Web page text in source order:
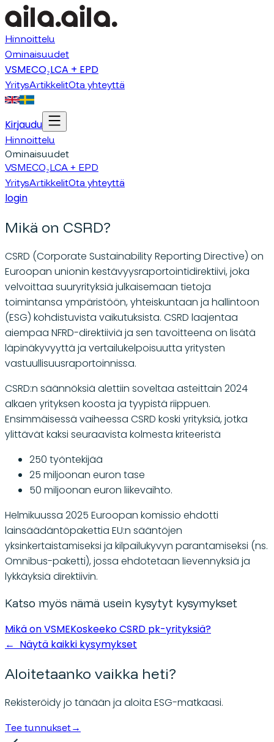
Hinnoittelu
Ominaisuudet
VSMECO₂LCA + EPD
YritysArtikkelitOta yhteyttä
Kirjaudu
Hinnoittelu
Ominaisuudet
VSMECO₂LCA + EPD
YritysArtikkelitOta yhteyttä
login
Mikä on CSRD?
CSRD (Corporate Sustainability Reporting Directive) on
Euroopan unionin kestävyysraportointidirektiivi, joka
velvoittaa suuryrityksiä julkaisemaan tietoja
toimintansa ympäristöön, yhteiskuntaan ja hallintoon
(ESG) kohdistuvista vaikutuksista. CSRD laajentaa
aiempaa NFRD-direktiiviä ja sen tavoitteena on lisätä
läpinäkyvyyttä ja vertailukelpoisuutta yritysten
vastuullisuusraportoinnissa.
CSRD:n säännöksiä alettiin soveltaa asteittain 2024
alkaen yrityksen koosta ja tyypistä riippuen.
Ensimmäisessä vaiheessa CSRD koski yrityksiä, jotka
ylittävät kaksi seuraavista kolmesta kriteeristä
250 työntekijää
25 miljoonan euron tase
50 miljoonan euron liikevaihto.
Helmikuussa 2025 Euroopan komissio ehdotti
lainsäädäntöpakettia EU:n sääntöjen
yksinkertaistamiseksi ja kilpailukyvyn parantamiseksi (ns.
Omnibus-paketti), jossa ehdotetaan lievennyksiä ja
lykkäyksiä direktiivin.
Katso myös nämä usein kysytyt kysymykset
Mikä on VSMEKoskeeko CSRD pk-yrityksiä?
← Näytä kaikki kysymykset
Aloitetaanko vaikka heti?
Rekisteröidy jo tänään ja aloita ESG-matkaasi.
Tee tunnukset→